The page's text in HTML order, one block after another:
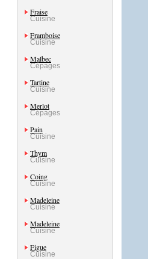
Fraise
Cuisine
Framboise
Cuisine
Malbec
Cépages
Tartine
Cuisine
Merlot
Cépages
Pain
Cuisine
Thym
Cuisine
Coing
Cuisine
Madeleine
Cuisine
Madeleine
Cuisine
Figue
Cuisine